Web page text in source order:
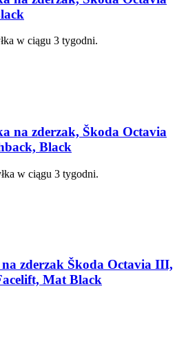
w ciągu 3 tygodni.
na zderzak, Škoda Octavia
Black
w ciągu 3 tygodni.
zderzak Škoda Octavia III,
Mat Black